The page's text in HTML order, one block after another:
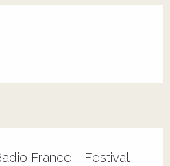
France - Festival